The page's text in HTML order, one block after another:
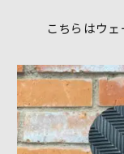
こちらはウェ